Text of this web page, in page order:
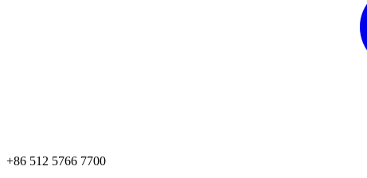
+86 512 5766 7700